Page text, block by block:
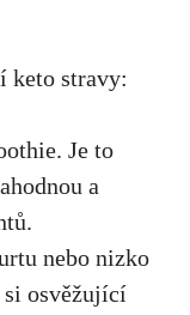
keto stravy:
Je to
a
nebo nizko
si osvěžující